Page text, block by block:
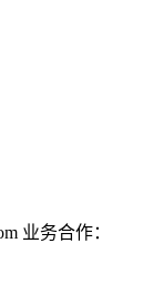
业务合作：